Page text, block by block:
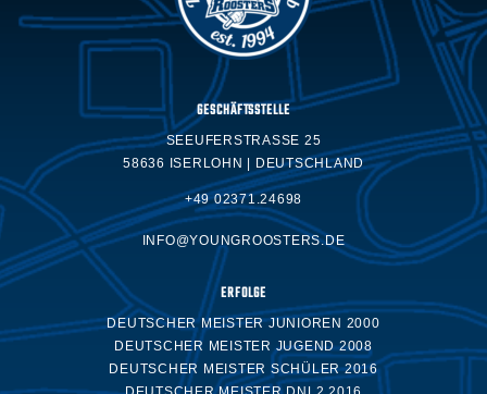
GESCHÄFTSSTELLE
SEEUFERSTRASSE 25
58636 ISERLOHN | DEUTSCHLAND
+49 02371.24698
INFO@YOUNGROOSTERS.DE
ERFOLGE
DEUTSCHER MEISTER JUNIOREN 2000
DEUTSCHER MEISTER JUGEND 2008
DEUTSCHER MEISTER SCHÜLER 2016